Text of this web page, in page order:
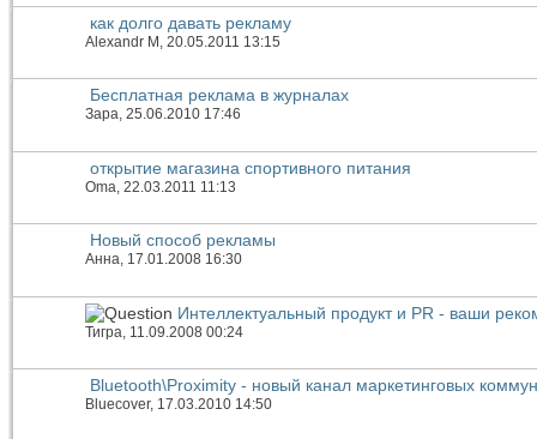
как долго давать рекламу
Alexandr M , 20.05.2011 13:15
Бесплатная реклама в журналах
Зара, 25.06.2010 17:46
открытие магазина спортивного питания
Oma, 22.03.2011 11:13
Новый способ рекламы
Анна, 17.01.2008 16:30
Интеллектуальный продукт и PR - ваши
Тигра, 11.09.2008 00:24
Bluetooth\Proximity - новый канал маркетинговых
Bluecover, 17.03.2010 14:50